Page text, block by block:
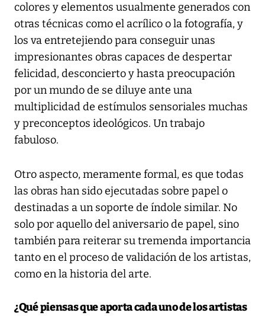
colores y elementos usualmente generados con
otras técnicas como el acrílico o la fotografía, y
los va entretejiendo para conseguir unas
impresionantes obras capaces de despertar
felicidad, desconcierto y hasta preocupación
por un mundo de se diluye ante una
multiplicidad de estímulos sensoriales muchas
y preconceptos ideológicos. Un trabajo
fabuloso.
Otro aspecto, meramente formal, es que todas
las obras han sido ejecutadas sobre papel o
destinadas a un soporte de índole similar. No
solo por aquello del aniversario de papel, sino
también para reiterar su tremenda importancia
tanto en el proceso de validación de los artistas,
como en la historia del arte.
¿Qué piensas que aporta cada uno de los artistas